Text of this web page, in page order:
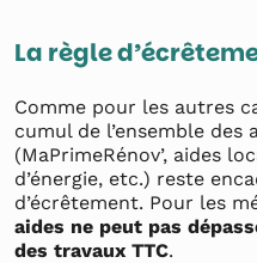
La règle
Comme pour les autres
cumul de l’ensemble des
(MaPrimeRénov’, aides
d’énergie, etc.) reste
d’écrêtement. Pour les
aides ne peut pas
des travaux TTC.